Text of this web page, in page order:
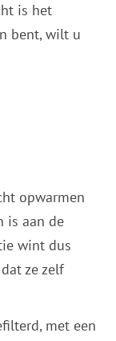
is het
bent, wilt u
opwarmen
is aan de
wint dus
ze zelf
met een